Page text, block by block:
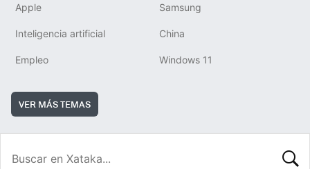
Apple Samsung
Inteligencia artificial China
Empleo Windows 11
VER MÁS TEMAS